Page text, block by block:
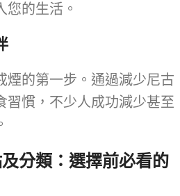
您的生活。
煙的第一步。通過減少尼古
習慣，不少人成功減少甚至
分類：選擇前必看的